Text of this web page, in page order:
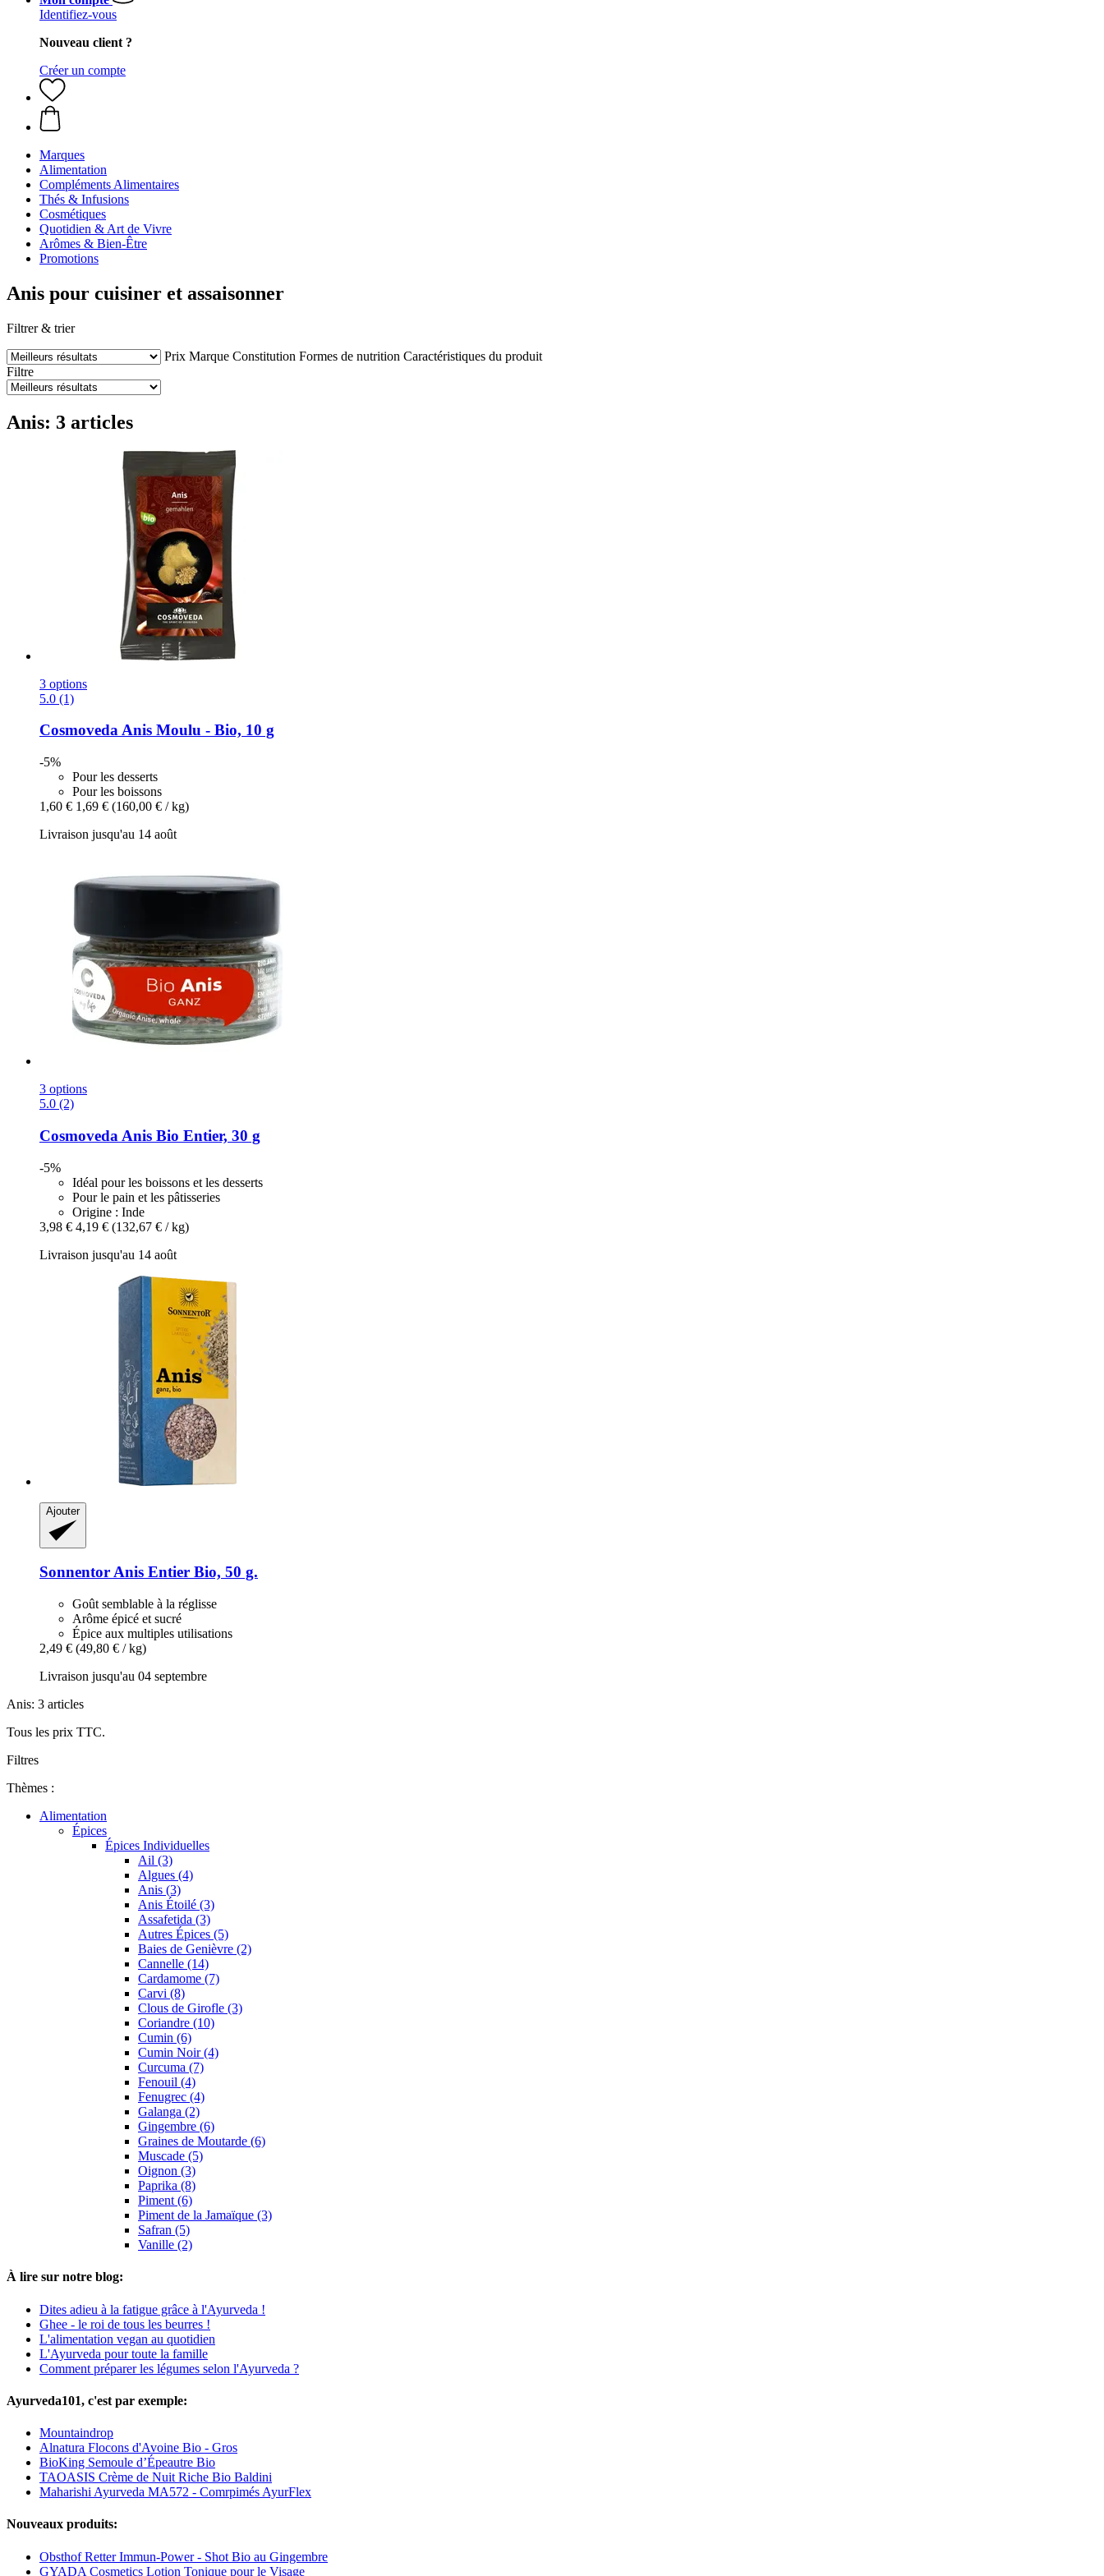
Identifiez-vous
Nouveau client ?
Créer un compte
Marques
Alimentation
Compléments Alimentaires
Thés & Infusions
Cosmétiques
Quotidien & Art de Vivre
Arômes & Bien-Être
Promotions
Anis pour cuisiner et assaisonner
Filtrer & trier
Prix Marque Constitution Formes de nutrition Caractéristiques du produit
Filtre
Anis: 3 articles
3 options
5.0 (1)
CosmovedaAnis Moulu -​ Bio, 10 g
-5%
Pour les desserts
Pour les boissons
1,60 € 1,69 € (160,00 € / kg)
Livraison jusqu'au 14 août
3 options
5.0 (2)
Cosmoveda Anis Bio Entier, 30 g
-5%
Idéal pour les boissons et les desserts
Pour le pain et les pâtisseries
Origine : Inde
3,98 € 4,19 € (132,67 € / kg)
Livraison jusqu'au 14 août
Ajouter
SonnentorAnis Entier Bio, 50 g.
Goût semblable à la réglisse
Arôme épicé et sucré
Épice aux multiples utilisations
2,49 € (49,80 € / kg)
Livraison jusqu'au 04 septembre
Anis: 3 articles
Tous les prix TTC.
Filtres
Thèmes :
Alimentation
Épices
Épices Individuelles
Ail (3)
Algues (4)
Anis (3)
Anis Étoilé (3)
Assafetida (3)
Autres Épices (5)
Baies de Genièvre (2)
Cannelle (14)
Cardamome (7)
Carvi (8)
Clous de Girofle (3)
Coriandre (10)
Cumin (6)
Cumin Noir (4)
Curcuma (7)
Fenouil (4)
Fenugrec (4)
Galanga (2)
Gingembre (6)
Graines de Moutarde (6)
Muscade (5)
Oignon (3)
Paprika (8)
Piment (6)
Piment de la Jamaïque (3)
Safran (5)
Vanille (2)
À lire sur notre blog:
Dites adieu à la fatigue grâce à l'Ayurveda !
Ghee - le roi de tous les beurres !
L'alimentation vegan au quotidien
L'Ayurveda pour toute la famille
Comment préparer les légumes selon l'Ayurveda ?
Ayurveda101, c'est par exemple:
Mountaindrop
Alnatura Flocons d'Avoine Bio - Gros
BioKing Semoule d’Épeautre Bio
TAOASIS Crème de Nuit Riche Bio Baldini
Maharishi Ayurveda MA572 - Comrpimés AyurFlex
Nouveaux produits:
Obsthof Retter Immun-Power - Shot Bio au Gingembre
GYADA Cosmetics Lotion Tonique pour le Visage